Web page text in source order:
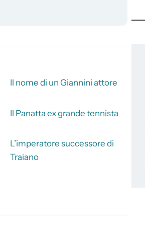
Il nome di un Giannini attore
Il Panatta ex grande tennista
L’imperatore successore di
Traiano